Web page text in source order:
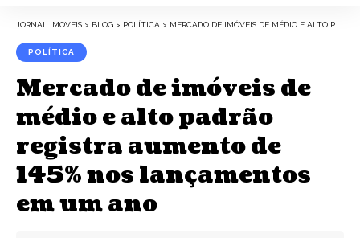
JORNAL IMOVEIS > BLOG > POLÍTICA > MERCADO DE IMÓVEIS DE MÉDIO E ALTO PADRÃO REGISTRA AUMENTO DE 145% NOS LANÇAMENTOS EM UM ANO
POLÍTICA
Mercado de imóveis de
médio e alto padrão
registra aumento de
145% nos lançamentos
em um ano